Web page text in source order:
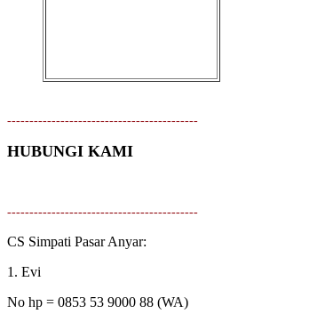
-------------------------------------------
HUBUNGI KAMI
-------------------------------------------
CS Simpati Pasar Anyar:
1. Evi
No hp = 0853 53 9000 88 (WA)